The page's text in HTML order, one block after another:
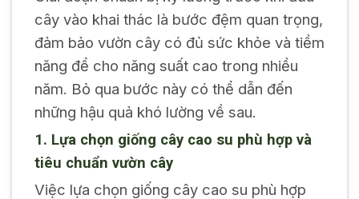
cây vào khai thác là bước đệm quan trọng,
đảm bảo vườn cây có đủ sức khỏe và tiềm
năng để cho năng suất cao trong nhiều
năm. Bỏ qua bước này có thể dẫn đến
những hậu quả khó lường về sau.
1. Lựa chọn giống cây cao su phù hợp và
tiêu chuẩn vườn cây
Việc lựa chọn giống cây cao su phù hợp